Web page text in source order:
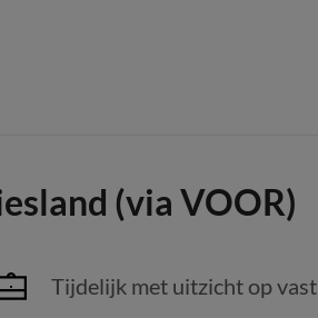
(via VOOR)
Tijdelijk met uitzicht op vast